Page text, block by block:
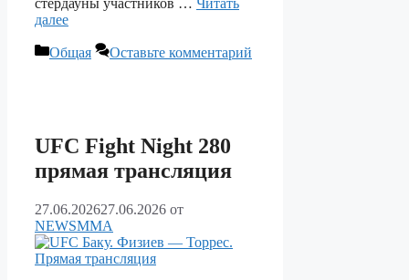
стердауны участников … Читать
далее
Рубрики
Общая Оставьте комментарий
UFC Fight Night 280
прямая трансляция
27.06.202627.06.2026 от
NEWSMMA